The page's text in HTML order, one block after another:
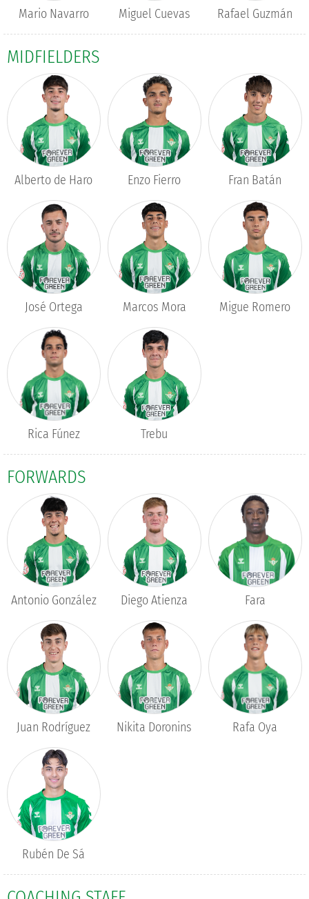
Mario Navarro Miguel Cuevas Rafael Guzmán
MIDFIELDERS
Alberto de Haro Enzo Fierro Fran Batán
José Ortega Marcos Mora Migue Romero
Rica Fúnez Trebu
FORWARDS
Antonio González Diego Atienza Fara
Juan Rodríguez Nikita Doronins Rafa Oya
Rubén De Sá